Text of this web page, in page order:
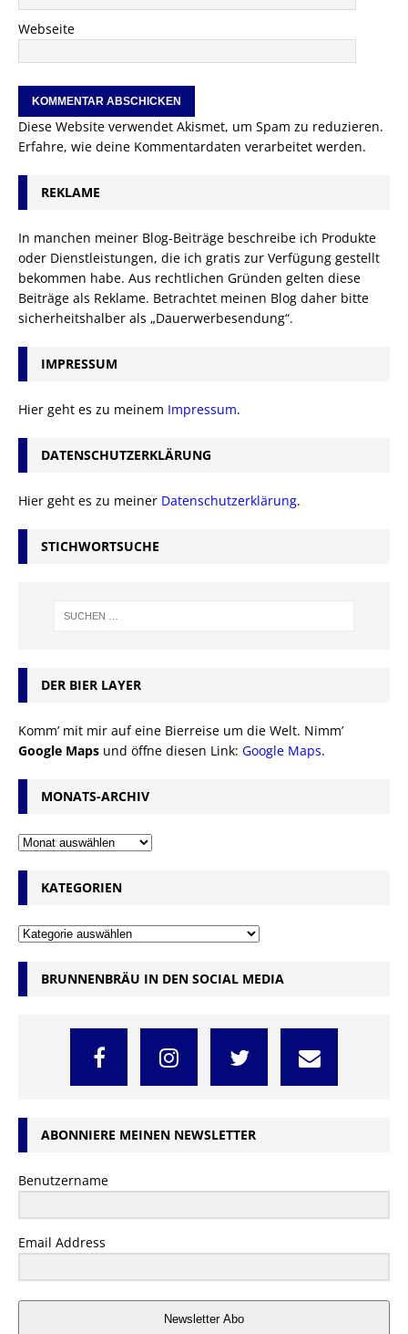
Webseite
Diese Website verwendet Akismet, um Spam zu reduzieren.
Erfahre, wie deine Kommentardaten verarbeitet werden.
REKLAME
In manchen meiner Blog-Beiträge beschreibe ich Produkte
oder Dienstleistungen, die ich gratis zur Verfügung gestellt
bekommen habe. Aus rechtlichen Gründen gelten diese
Beiträge als Reklame. Betrachtet meinen Blog daher bitte
sicherheitshalber als „Dauerwerbesendung“.
IMPRESSUM
Hier geht es zu meinem Impressum.
DATENSCHUTZERKLÄRUNG
Hier geht es zu meiner Datenschutzerklärung.
STICHWORTSUCHE
DER BIER LAYER
Komm’ mit mir auf eine Bierreise um die Welt. Nimm’
Google Maps und öffne diesen Link: Google Maps.
MONATS-ARCHIV
KATEGORIEN
BRUNNENBRÄU IN DEN SOCIAL MEDIA
ABONNIERE MEINEN NEWSLETTER
Benutzername
Email Address
Newsletter Abo